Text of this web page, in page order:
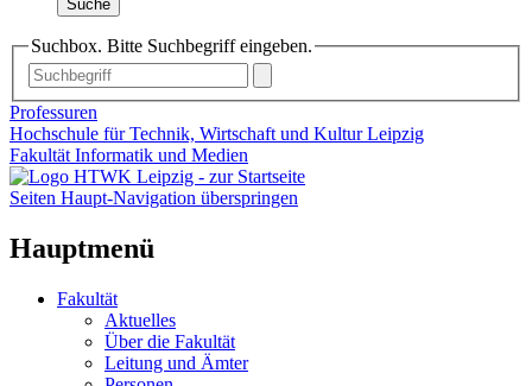
Suche
Suchbox. Bitte Suchbegriff eingeben.
Professuren
Hochschule für Technik, Wirtschaft und Kultur Leipzig
Fakultät Informatik und Medien
Seiten Haupt-Navigation überspringen
Hauptmenü
Fakultät
Aktuelles
Über die Fakultät
Leitung und Ämter